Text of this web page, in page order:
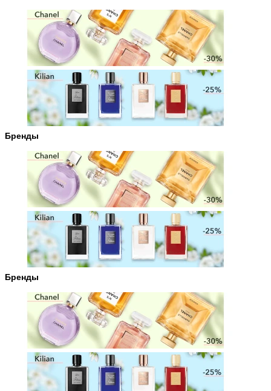
Бренды
Бренды